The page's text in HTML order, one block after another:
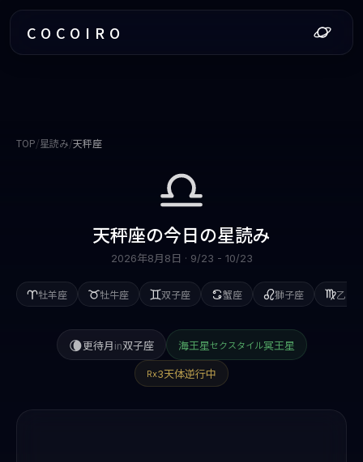
COCOIRO
TOP/星読み/天秤座
天秤座の今日の星読み
2026年8月8日 · 9/23 - 10/23
牡羊座 牡牛座 双子座 蟹座 獅子座 乙女
🌘更待月in双子座 海王星セクスタイル冥王星
Rx3天体逆行中